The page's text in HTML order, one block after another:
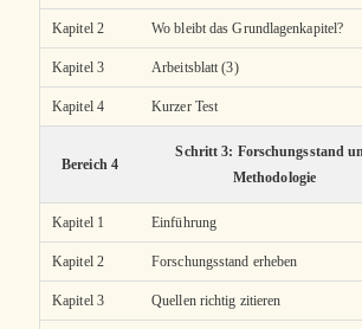
Kapitel 2 Wo bleibt das Grundlagenkapitel?
Kapitel 3 Arbeitsblatt (3)
Kapitel 4 Kurzer Test
Bereich 4
Schritt 3: Forschungsstand
Methodologie
Kapitel 1 Einführung
Kapitel 2 Forschungsstand erheben
Kapitel 3 Quellen richtig zitieren